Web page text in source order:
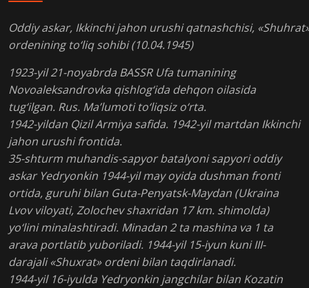
Oddiy askar, Ikkinchi jahon urushi qatnashchisi,
ordenining to‘liq sohibi (10.04.1945)
1923-yil 21-noyabrda BASSR Ufa tumanining
Novoaleksandrovka qishlog‘ida dehqon oilasida
tug‘ilgan. Rus. Ma’lumoti to‘liqsiz o‘rta.
1942-yildan Qizil Armiya safida. 1942-yil martdan Ikkinchi
jahon urushi frontida.
35-shturm muhandis-sapyor batalyoni sapyori oddiy
askar Yedryonkin 1944-yil may oyida dushman fronti
ortida, guruhi bilan Guta-Penyatsk-Maydan (Ukraina
Lvov viloyati, Zolochev shaxridan 17 km. shimolda)
yo‘lini minalashtiradi. Minadan 2 ta mashina va 1 ta
arava portlatib yuboriladi. 1944-yil 15-iyun kuni III-
darajali «Shuxrat» ordeni bilan taqdirlanadi.
1944-yil 16-iyulda Yedryonkin jangchilar bilan Kozatin